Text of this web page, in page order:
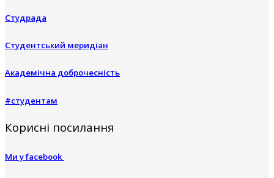
Студрада
Студентський меридіан
Академічна доброчесність
#студентам
Корисні посилання
Ми у facebook